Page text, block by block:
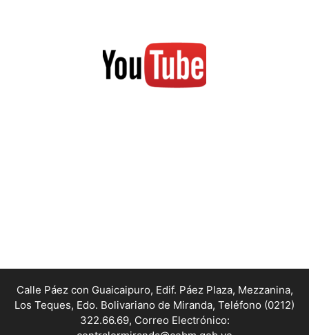
Calle Páez con Guaicaipuro, Edif. Páez Plaza, Mezzanina,
Los Teques, Edo. Bolivariano de Miranda, Teléfono (0212)
322.66.69, Correo Electrónico: